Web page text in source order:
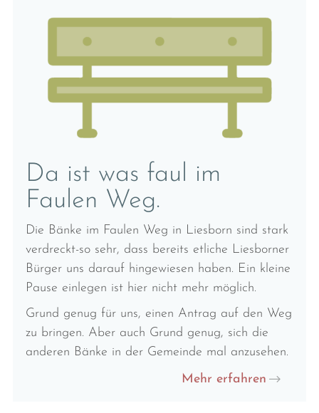
Da ist was faul im
Faulen Weg.
Die Bänke im Faulen Weg in Liesborn sind stark
verdreckt-so sehr, dass bereits etliche Liesborner
Bürger uns darauf hingewiesen haben. Ein kleine
Pause einlegen ist hier nicht mehr möglich.
Grund genug für uns, einen Antrag auf den Weg
zu bringen. Aber auch Grund genug, sich die
anderen Bänke in der Gemeinde mal anzusehen.
Mehr erfahren